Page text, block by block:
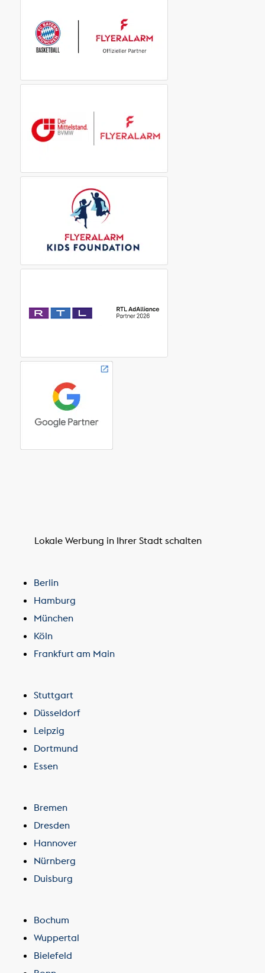
Lokale Werbung in Ihrer Stadt schalten
Berlin
Hamburg
München
Köln
Frankfurt am Main
Stuttgart
Düsseldorf
Leipzig
Dortmund
Essen
Bremen
Dresden
Hannover
Nürnberg
Duisburg
Bochum
Wuppertal
Bielefeld